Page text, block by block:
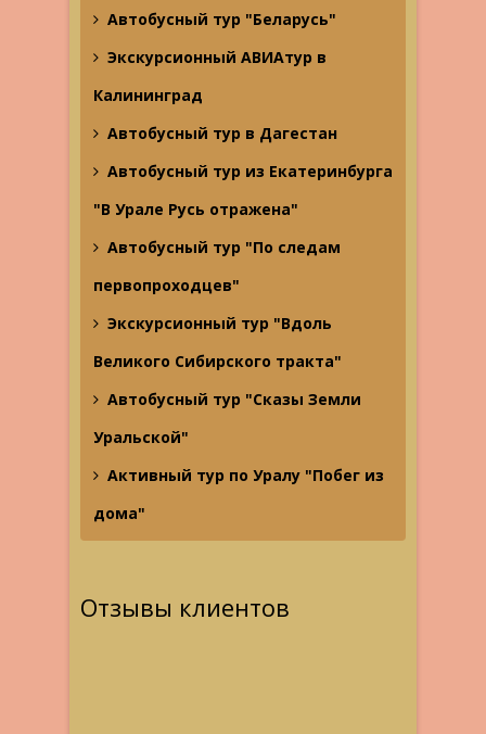
Автобусный тур "Беларусь"
Экскурсионный АВИАтур в
Калининград
Автобусный тур в Дагестан
Автобусный тур из Екатеринбурга
"В Урале Русь отражена"
Автобусный тур "По следам
первопроходцев"
Экскурсионный тур "Вдоль
Великого Сибирского тракта"
Автобусный тур "Сказы Земли
Уральской"
Активный тур по Уралу "Побег из
дома"
Отзывы клиентов